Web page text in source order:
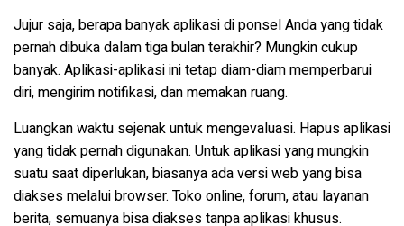
Jujur saja, berapa banyak aplikasi di ponsel Anda yang tidak
pernah dibuka dalam tiga bulan terakhir? Mungkin cukup
banyak. Aplikasi-aplikasi ini tetap diam-diam memperbarui
diri, mengirim notifikasi, dan memakan ruang.
Luangkan waktu sejenak untuk mengevaluasi. Hapus aplikasi
yang tidak pernah digunakan. Untuk aplikasi yang mungkin
suatu saat diperlukan, biasanya ada versi web yang bisa
diakses melalui browser. Toko online, forum, atau layanan
berita, semuanya bisa diakses tanpa aplikasi khusus.